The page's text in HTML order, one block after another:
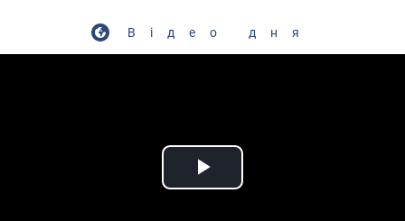
Відео дня
Play Video